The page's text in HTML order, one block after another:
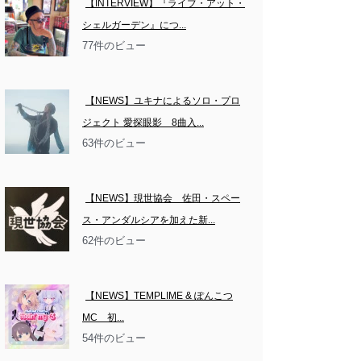
【INTERVIEW】『ライブ・アット・
シェルガーデン』につ...
77件のビュー
【NEWS】ユキナによるソロ・プロ
ジェクト 愛探眼影　8曲入...
63件のビュー
【NEWS】現世協会　佐田・スペー
ス・アンダルシアを加えた新...
62件のビュー
【NEWS】TEMPLIME & ぽんこつ
MC　初...
54件のビュー